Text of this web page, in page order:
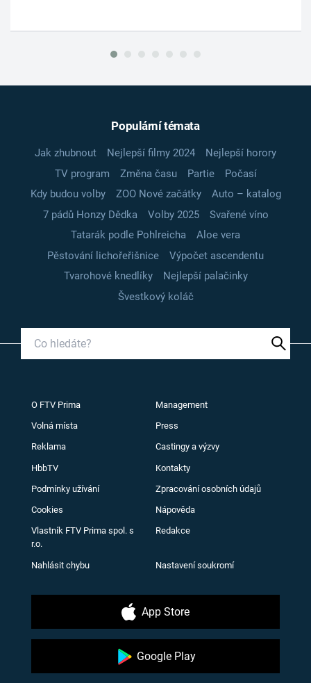
Populární témata
Jak zhubnout Nejlepší filmy 2024
Nejlepší horory
TV program
Změna času Partie
Počasí
Kdy budou volby
ZOO Nové začátky
Auto – katalog
7 pádů Honzy Dědka
Volby 2025
Svařené víno
Tatarák podle Pohlreicha
Aloe vera
Pěstování lichořeřišnice
Výpočet ascendentu
Tvarohové knedlíky
Nejlepší palačinky
Švestkový koláč
O FTV Prima Management
Volná místa Press
Reklama Castingy a výzvy
HbbTV Kontakty
Podmínky užívání Zpracování osobních údajů
Cookies Nápověda
Vlastník FTV Prima spol. s
r.o.
Redakce
Nahlásit chybu Nastavení soukromí
App Store
Google Play